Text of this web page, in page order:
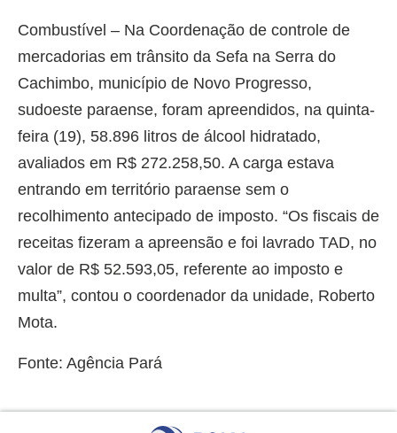
Combustível – Na Coordenação de controle de
mercadorias em trânsito da Sefa na Serra do
Cachimbo, município de Novo Progresso,
sudoeste paraense, foram apreendidos, na quinta-
feira (19), 58.896 litros de álcool hidratado,
avaliados em R$ 272.258,50. A carga estava
entrando em território paraense sem o
recolhimento antecipado de imposto. “Os fiscais de
receitas fizeram a apreensão e foi lavrado TAD, no
valor de R$ 52.593,05, referente ao imposto e
multa”, contou o coordenador da unidade, Roberto
Mota.
Fonte: Agência Pará